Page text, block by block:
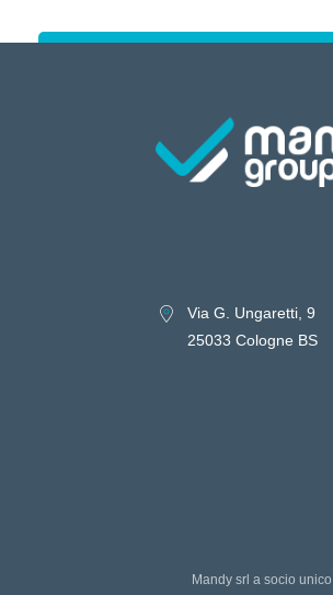
Via G. Ungaretti, 9
25033 Cologne BS
Mandy srl a socio